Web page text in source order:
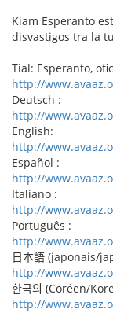
Kiam Esperanto
disvastigos tra la
Tial: Esperanto,
http://
Deutsch :
http://
English:
http://
Español :
http://
Italiano :
http://
Português :
http://
日本語 (japonais/
http://
한국의 (Coréen/
http://